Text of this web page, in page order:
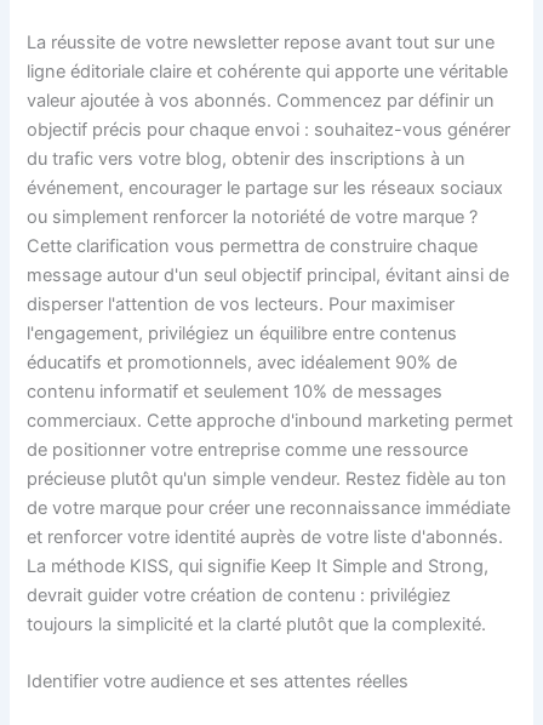
La réussite de votre newsletter repose avant tout sur une
ligne éditoriale claire et cohérente qui apporte une véritable
valeur ajoutée à vos abonnés. Commencez par définir un
objectif précis pour chaque envoi : souhaitez-vous générer
du trafic vers votre blog, obtenir des inscriptions à un
événement, encourager le partage sur les réseaux sociaux
ou simplement renforcer la notoriété de votre marque ?
Cette clarification vous permettra de construire chaque
message autour d'un seul objectif principal, évitant ainsi de
disperser l'attention de vos lecteurs. Pour maximiser
l'engagement, privilégiez un équilibre entre contenus
éducatifs et promotionnels, avec idéalement 90% de
contenu informatif et seulement 10% de messages
commerciaux. Cette approche d'inbound marketing permet
de positionner votre entreprise comme une ressource
précieuse plutôt qu'un simple vendeur. Restez fidèle au ton
de votre marque pour créer une reconnaissance immédiate
et renforcer votre identité auprès de votre liste d'abonnés.
La méthode KISS, qui signifie Keep It Simple and Strong,
devrait guider votre création de contenu : privilégiez
toujours la simplicité et la clarté plutôt que la complexité.
Identifier votre audience et ses attentes réelles